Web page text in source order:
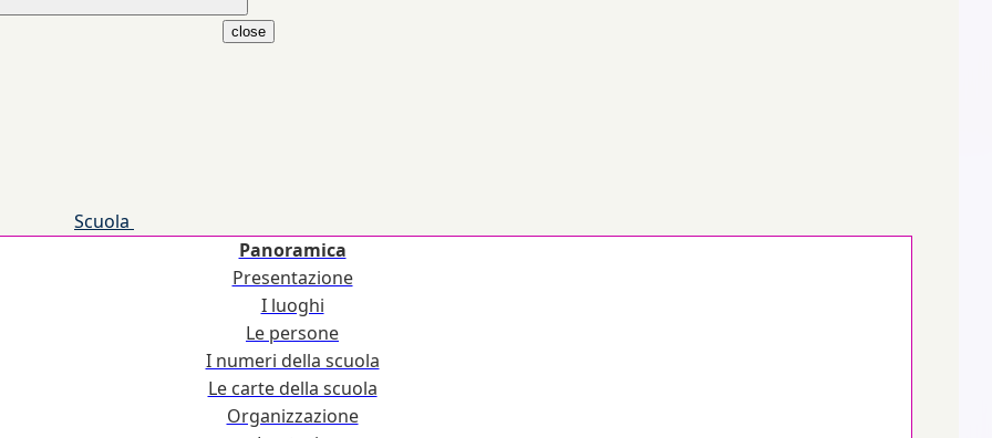
close
Scuola
Panoramica
Presentazione
I luoghi
Le persone
I numeri della scuola
Le carte della scuola
Organizzazione